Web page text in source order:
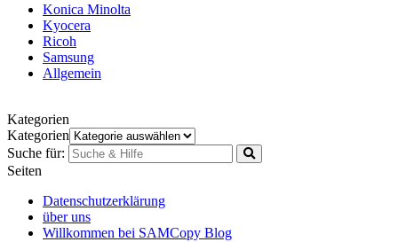
Konica Minolta
Kyocera
Ricoh
Samsung
Allgemein
Kategorien
Kategorien
Suche für:
Seiten
Datenschutzerklärung
über uns
Willkommen bei SAMCopy Blog